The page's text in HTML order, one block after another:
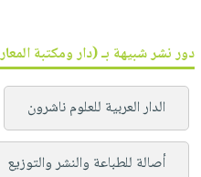
دور نشر شبيهة بـ (دار ومكتبة
الدار العربية للعلوم ناشرون
أصالة للطباعة والنشر والتوزيع